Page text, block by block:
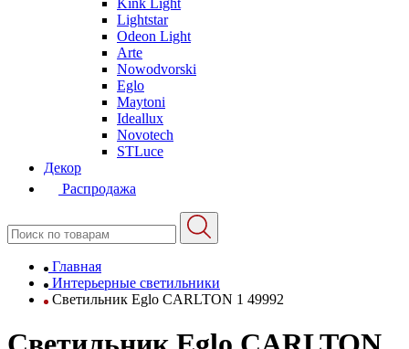
Kink Light
Lightstar
Odeon Light
Arte
Nowodvorski
Eglo
Maytoni
Ideallux
Novotech
STLuce
Декор
Распродажа
Главная
Интерьерные светильники
Светильник Eglo CARLTON 1 49992